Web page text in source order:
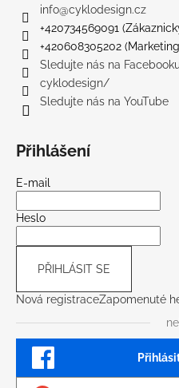
info@cyklodesign.cz
+420734569091
+420608305202
Sledujte nás na
cyklodesign/
Sledujte nás na YouTube
Přihlášení
E-mail
Heslo
PŘIHLÁSIT SE
Nová registraceZapomenuté